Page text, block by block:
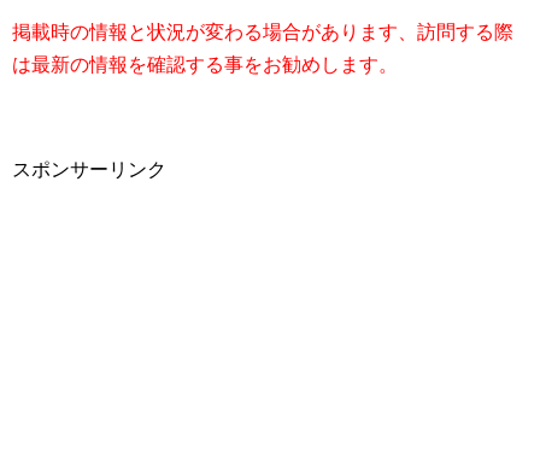
掲載時の情報と状況が変わる場合があります、訪問する際
は最新の情報を確認する事をお勧めします。
スポンサーリンク